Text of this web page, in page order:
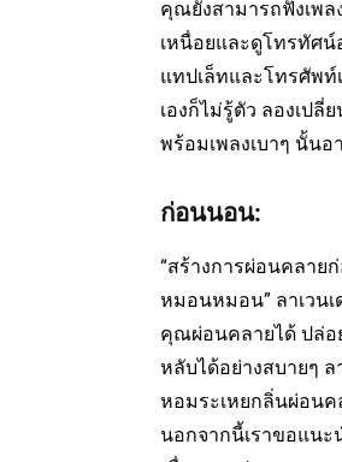
คุณยังสามารถฟังเพล
เหนื่อยและดูโทรทัศน์
แทปเล็ทและโทรศัพท์
เองก็ไม่รู้ตัว ลองเป
พร้อมเพลงเบาๆ นั้น
ก่อนนอน:
“สร้างการผ่อนคลา
หมอนหมอน” ลาเวน
คุณผ่อนคลายได้ ปล่
หลับได้อย่างสบายๆ
หอมระเหยกลิ่นผ่อนค
นอกจากนี้เราขอแนะ